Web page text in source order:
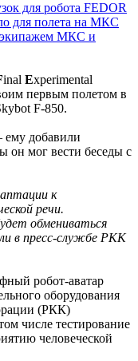
для робота FEDOR
для полета на МКС
экипажем МКС и
inal Experimental
первым полетом в
F-850.
добавили
он мог вести беседы с
к
речи.
обмениваться
в пресс-службе РКК
робот-аватар
оборудования
(РКК)
числе тестирование
человеческой